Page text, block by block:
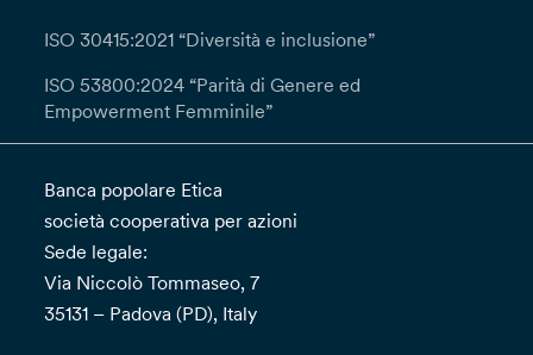
ISO 30415:2021 “Diversità e inclusione”
ISO 53800:2024 “Parità di Genere ed
Empowerment Femminile”
Banca popolare Etica
società cooperativa per azioni
Sede legale:
Via Niccolò Tommaseo, 7
35131 – Padova (PD), Italy